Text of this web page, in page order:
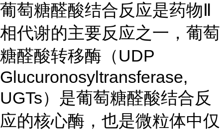
葡萄糖醛酸结合反应是药物Ⅱ
相代谢的主要反应之一，葡萄
糖醛酸转移酶（UDP
Glucuronosyltransferase,
UGTs）是葡萄糖醛酸结合反
应的核心酶，也是微粒体中仅